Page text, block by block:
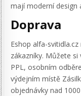
mají moderní design
Doprava
Eshop alfa-
zákazníky. Můžete
PPL, osobním
výdejním místě
objednávky nad